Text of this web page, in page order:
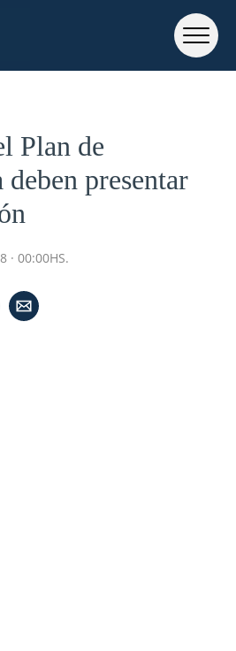
Plan de
presentar
· 00:00HS.